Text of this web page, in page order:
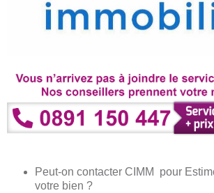
Peut-on contacter CIMM pour
votre bien ?